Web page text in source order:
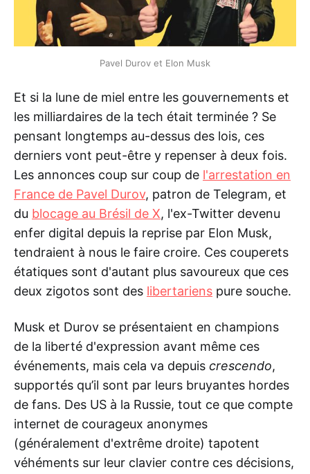
Pavel Durov et Elon Musk
Et si la lune de miel entre les gouvernements et
les milliardaires de la tech était terminée ? Se
pensant longtemps au-dessus des lois, ces
derniers vont peut-être y repenser à deux fois.
Les annonces coup sur coup de l'arrestation en
France de Pavel Durov, patron de Telegram, et
du blocage au Brésil de X, l'ex-Twitter devenu
enfer digital depuis la reprise par Elon Musk,
tendraient à nous le faire croire. Ces couperets
étatiques sont d'autant plus savoureux que ces
deux zigotos sont des libertariens pure souche.
Musk et Durov se présentaient en champions
de la liberté d'expression avant même ces
événements, mais cela va depuis crescendo,
supportés qu’il sont par leurs bruyantes hordes
de fans. Des US à la Russie, tout ce que compte
internet de courageux anonymes
(généralement d'extrême droite) tapotent
véhéments sur leur clavier contre ces décisions,